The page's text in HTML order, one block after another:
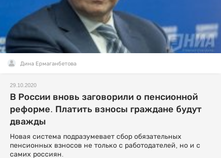
Дина Ермаганбетова
29.10.2020
В России вновь заговорили о пенсионной
реформе. Платить взносы граждане будут
дважды
Новая система подразумевает сбор обязательных
пенсионных взносов не только с работодателей, но и с
самих россиян.